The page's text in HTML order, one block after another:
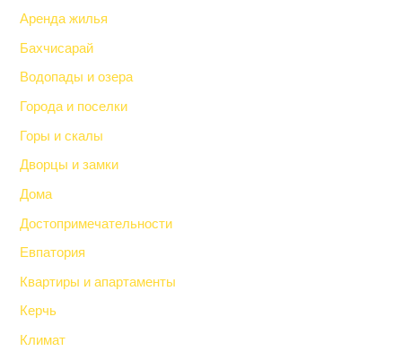
Аренда жилья
Бахчисарай
Водопады и озера
Города и поселки
Горы и скалы
Дворцы и замки
Дома
Достопримечательности
Евпатория
Квартиры и апартаменты
Керчь
Климат